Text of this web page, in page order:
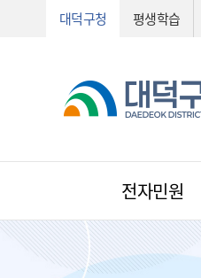
대덕구청 평생학습
전자민원